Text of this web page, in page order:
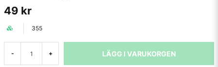
49 kr
355
- + LÄGG I VARUKORGEN